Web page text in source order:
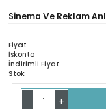
Sinema Ve Reklam
Fiyat
İskonto
İndirimli Fiyat
Stok
- +